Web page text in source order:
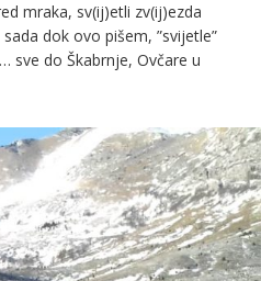
mraka, sv(ij)etli zv(ij)ezda
dok ovo pišem, ”svijetle”
sve do Škabrnje, Ovčare u